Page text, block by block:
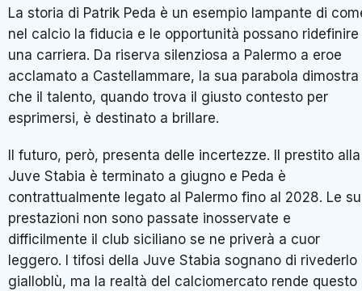
La storia di Patrik Peda è un esempio lampante di
nel calcio la fiducia e le opportunità possano ridefinire
una carriera. Da riserva silenziosa a Palermo a eroe
acclamato a Castellammare, la sua parabola dimostra
che il talento, quando trova il giusto contesto per
esprimersi, è destinato a brillare.
Il futuro, però, presenta delle incertezze.
Il prestito alla
Juve Stabia è terminato a giugno e Peda è
contrattualmente legato al Palermo fino al 2028. Le
prestazioni non sono passate inosservate e
difficilmente il club siciliano se ne priverà a cuor
leggero. I tifosi della Juve Stabia sognano di rivederlo
gialloblù, ma la realtà del calciomercato rende questo